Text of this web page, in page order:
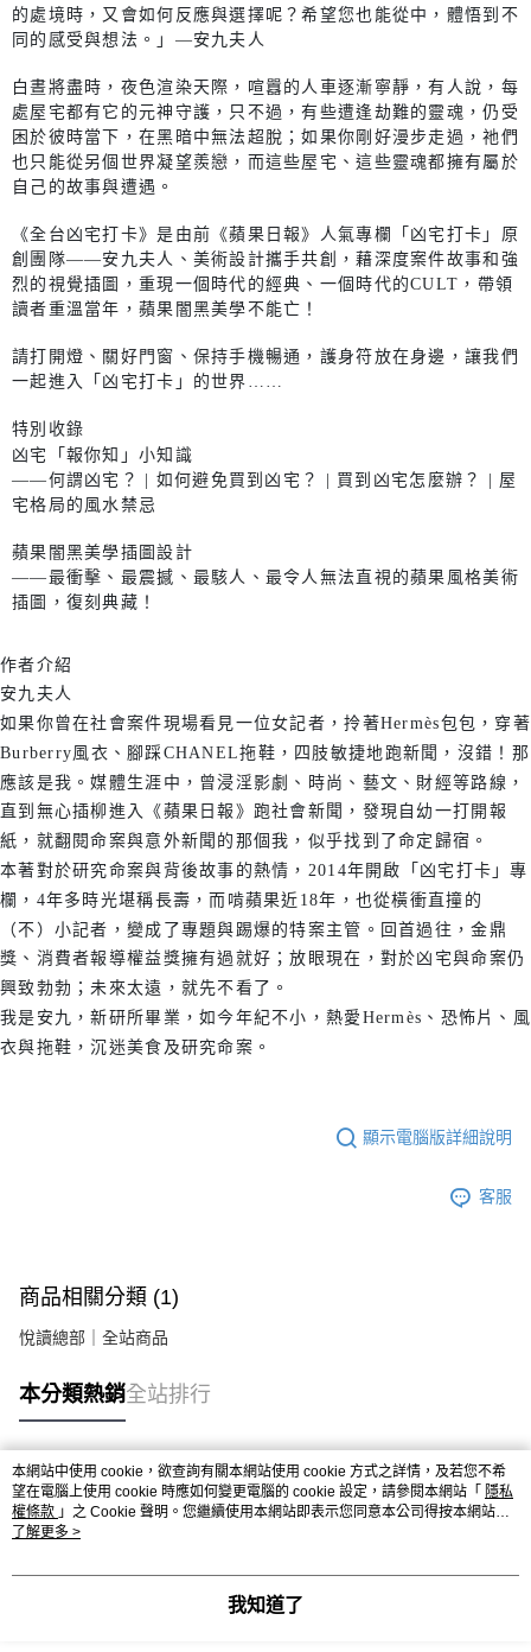
的處境時，又會如何反應與選擇呢？希望您也能從中，體悟到不
同的感受與想法。」 —安九夫人
白晝將盡時，夜色渲染天際，喧囂的人車逐漸寧靜，有人說，每
處屋宅都有它的元神守護，只不過，有些遭逢劫難的靈魂，仍受
困於彼時當下，在黑暗中無法超脫；如果你剛好漫步走過，祂們
也只能從另個世界凝望羨戀，而這些屋宅、這些靈魂都擁有屬於
自己的故事與遭遇。
《全台凶宅打卡》是由前《蘋果日報》人氣專欄「凶宅打卡」原
創團隊——安九夫人、美術設計攜手共創，藉深度案件故事和強
烈的視覺插圖，重現一個時代的經典、一個時代的CULT，帶領
讀者重溫當年，蘋果闇黑美學不能亡！
請打開燈、關好門窗、保持手機暢通，護身符放在身邊，讓我們
一起進入「凶宅打卡」的世界……
特別收錄
凶宅「報你知」小知識
——何謂凶宅？ | 如何避免買到凶宅？ | 買到凶宅怎麼辦？ | 屋
宅格局的風水禁忌
蘋果闇黑美學插圖設計
——最衝擊、最震撼、最駭人、最令人無法直視的蘋果風格美術
插圖，復刻典藏！
作者介紹
安九夫人
如果你曾在社會案件現場看見一位女記者，拎著Hermès包包，穿著
Burberry風衣、腳踩CHANEL拖鞋，四肢敏捷地跑新聞，沒錯！那
應該是我。媒體生涯中，曾浸淫影劇、時尚、藝文、財經等路線，
直到無心插柳進入《蘋果日報》跑社會新聞，發現自幼一打開報
紙，就翻閱命案與意外新聞的那個我，似乎找到了命定歸宿。
本著對於研究命案與背後故事的熱情，2014年開啟「凶宅打卡」專
欄，4年多時光堪稱長壽，而啃蘋果近18年，也從橫衝直撞的
（不）小記者，變成了專題與踢爆的特案主管。回首過往，金鼎
獎、消費者報導權益獎擁有過就好；放眼現在，對於凶宅與命案仍
興致勃勃；未來太遠，就先不看了。
我是安九，新研所畢業，如今年紀不小，熱愛Hermès、恐怖片、風
衣與拖鞋，沉迷美食及研究命案。
顯示電腦版詳細說明
客服
商品相關分類 (1)
悅讀總部｜全站商品
本分類熱銷全站排行
熱門標籤
本網站中使用 cookie，欲查詢有關本網站使用 cookie 方式之詳情，及若您不希
望在電腦上使用 cookie 時應如何變更電腦的 cookie 設定，請參閱本網站「 隱私
權條款 」之 Cookie 聲明。您繼續使用本網站即表示您同意本公司得按本網站使
用條款之 Cookie 聲明使用 cookie。
了解更多 >
我知道了